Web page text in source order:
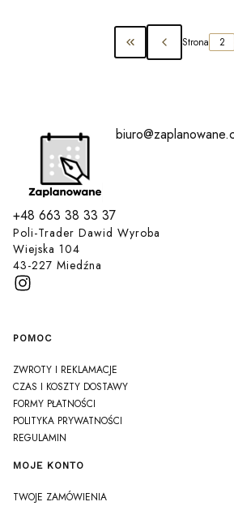
Wróć do pierwszej
Strona
+48 663 38 33 37
Poli-Trader Dawid Wyroba
Wiejska 104
43-227 Miedźna
Linki w stopce
POMOC
ZWROTY I REKLAMACJE
CZAS I KOSZTY DOSTAWY
FORMY PŁATNOŚCI
POLITYKA PRYWATNOŚCI
REGULAMIN
MOJE KONTO
TWOJE ZAMÓWIENIA